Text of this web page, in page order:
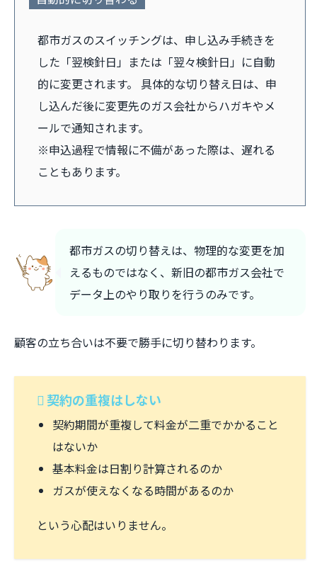
都市ガスのスイッチングは、申し込み手続きを
した「翌検針日」または「翌々検針日」に自動
的に変更されます。 具体的な切り替え日は、申
し込んだ後に変更先のガス会社からハガキやメ
ールで通知されます。
※申込過程で情報に不備があった際は、遅れる
こともあります。
都市ガスの切り替えは、物理的な変更を加
えるものではなく、新旧の都市ガス会社で
データ上のやり取りを行うのみです。
顧客の立ち合いは不要で勝手に切り替わります。
契約の重複はしない
契約期間が重複して料金が二重でかかること
はないか
基本料金は日割り計算されるのか
ガスが使えなくなる時間があるのか
という心配はいりません。